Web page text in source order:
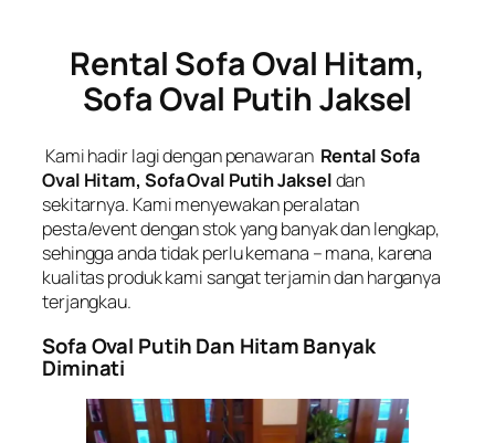
Rental Sofa Oval Hitam,
Sofa Oval Putih Jaksel
Kami hadir lagi dengan penawaran Rental Sofa
Oval Hitam, Sofa Oval Putih Jakseldan
sekitarnya. Kami menyewakan peralatan
pesta/event dengan stok yang banyak dan lengkap,
sehingga anda tidak perlu kemana – mana, karena
kualitas produk kami sangat terjamin dan harganya
terjangkau.
Sofa Oval Putih Dan Hitam Banyak
Diminati